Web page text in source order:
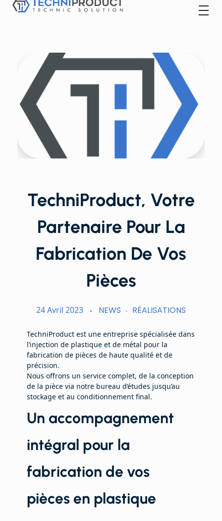
TechniProduct, Votre
Partenaire Pour La
Fabrication De Vos
Pièces
24 Avril 2023 NEWS RÉALISATIONS
TechniProduct est une entreprise spécialisée dans
l’injection de plastique et de métal pour la
fabrication de pièces de haute qualité et de
précision.
Nous offrons un service complet, de la conception
de la pièce via notre bureau d’études jusqu’au
stockage et au conditionnement final.
Un accompagnement
intégral pour la
fabrication de vos
pièces en plastique